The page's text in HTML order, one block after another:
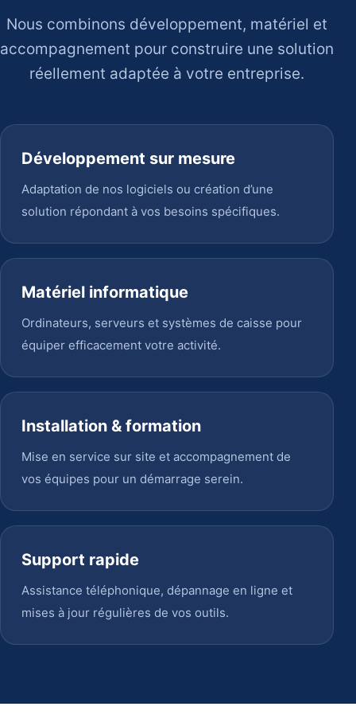
Nous combinons développement, matériel et
accompagnement pour construire une solution
réellement adaptée à votre entreprise.
Développement sur mesure
Adaptation de nos logiciels ou création d’une
solution répondant à vos besoins spécifiques.
Matériel informatique
Ordinateurs, serveurs et systèmes de caisse pour
équiper efficacement votre activité.
Installation & formation
Mise en service sur site et accompagnement de
vos équipes pour un démarrage serein.
Support rapide
Assistance téléphonique, dépannage en ligne et
mises à jour régulières de vos outils.